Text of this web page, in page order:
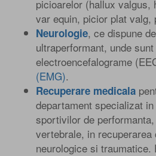
picioarelor (hallux valgus,
var equin, picior plat valg,
Neurologie, ce dispune
ultraperformant, unde
electroencefalograme
(EMG).
Recuperare medicala
departament specializat
sportivilor de
vertebrale, in
neurologice si traumatice.